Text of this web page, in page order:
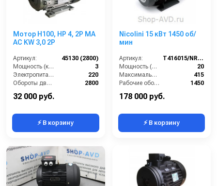
Мотор H100, HP 4, 2P MA
AC KW 3,0 2P
Артикул:
45130 (2800)
Мощность (кВт):
3
Электропитание (В):
220
Обороты двигателя (об/мин):
2800
32 000 руб.
⚡ В корзину
Nicolini 15 кВт 1450 об/
мин
Артикул:
T416015/NRLG5MG
Мощность (л/с):
20
Максимальное напряжение (В):
415
Рабочие обороты вала (об/мин):
1450
178 000 руб.
⚡ В корзину